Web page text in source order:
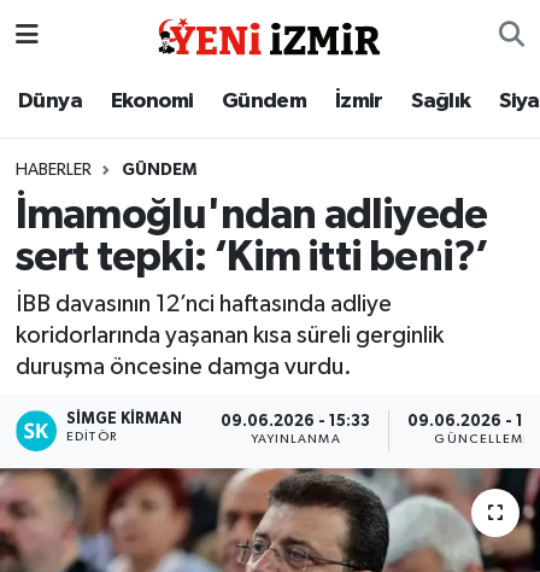
Dünya Ekonomi Gündem İzmir Sağlık
HABERLER GÜNDEM
İmamoğlu'ndan adliyede
sert tepki: ‘Kim itti beni?’
İBB davasının 12’nci haftasında adliye
koridorlarında yaşanan kısa süreli gerginlik
duruşma öncesine damga vurdu.
SIMGE KİRMAN
EDITÖR
09.06.2026 - 15:33
YAYINLANMA
09.06.2026 -
GÜNCELLEME
Dünya
Gündem
İzmir
Sağlık
Resmi İlanlar
İzmir Nöbetçi Eczaneler
İzmir Namaz Vakitleri
İzmir Trafik Yoğunluk Haritası
Süper Lig Puan Durumu ve Fikstür
Haber Arşivi